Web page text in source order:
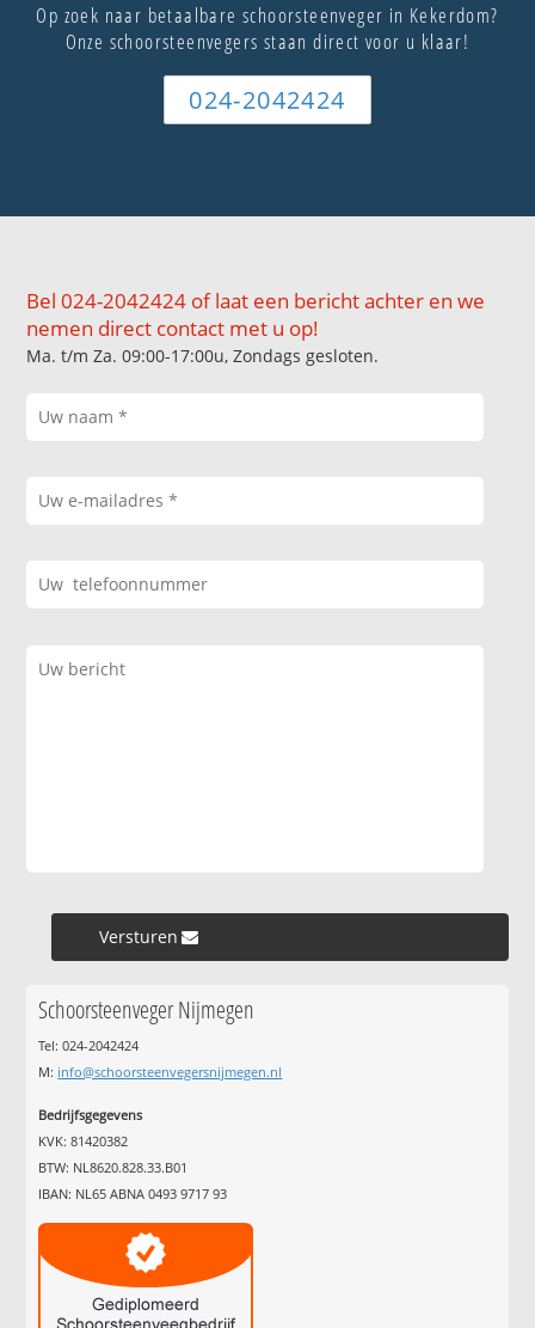
Op zoek naar betaalbare schoorsteenveger in Kekerdom?
Onze schoorsteenvegers staan direct voor u klaar!
024-2042424
Bel 024-2042424 of laat een bericht achter en we
nemen direct contact met u op!
Ma. t/m Za. 09:00-17:00u, Zondags gesloten.
Versturen »
Schoorsteenveger Nijmegen
Tel: 024-2042424
M: info@schoorsteenvegersnijmegen.nl
Bedrijfsgegevens
KVK: 81420382
BTW: NL8620.828.33.B01
IBAN: NL65 ABNA 0493 9717 93